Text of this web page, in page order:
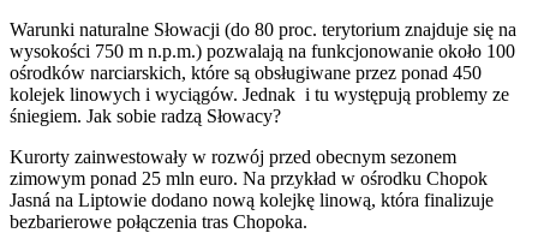
Warunki naturalne Słowacji (do 80 proc. terytorium znajduje się na
wysokości 750 m n.p.m.) pozwalają na funkcjonowanie około 100
ośrodków narciarskich, które są obsługiwane przez ponad 450
kolejek linowych i wyciągów. Jednak i tu występują problemy ze
śniegiem. Jak sobie radzą Słowacy?
Kurorty zainwestowały w rozwój przed obecnym sezonem
zimowym ponad 25 mln euro. Na przykład w ośrodku Chopok
Jasná na Liptowie dodano nową kolejkę linową, która finalizuje
bezbarierowe połączenia tras Chopoka.